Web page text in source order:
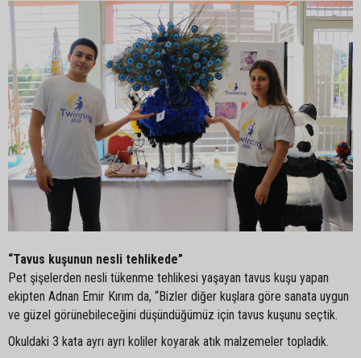
“Tavus kuşunun nesli tehlikede”
Pet şişelerden nesli tükenme tehlikesi yaşayan tavus kuşu yapan
ekipten Adnan Emir Kırım da, “Bizler diğer kuşlara göre sanata uygun
ve güzel görünebileceğini düşündüğümüz için tavus kuşunu seçtik.
Okuldaki 3 kata ayrı ayrı koliler koyarak atık malzemeler topladık.